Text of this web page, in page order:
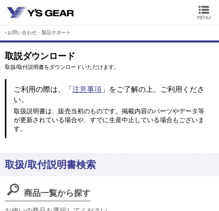
お問い合わせ・製品サポート
取説ダウンロード
取扱/取付説明書をダウンロードいただけます。
ご利用の際は、「注意事項 」をご了解の上、ご利用くださ
い。
取扱説明書は、販売当初のものです。掲載内容のパーツやデータ等
が更新されている場合や、すでに生産中止している場合もございま
す。
取扱/取付説明書検索
商品一覧から探す